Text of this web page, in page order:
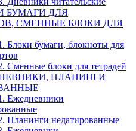
БУМАГИ ДЛЯ
СМЕННЫЕ БЛОКИ ДЛЯ
Блоки бумаги, блокноты для
Сменные блоки для тетрадей
ПЛАНИНГИ
Ежедневники
Планинги недатированные